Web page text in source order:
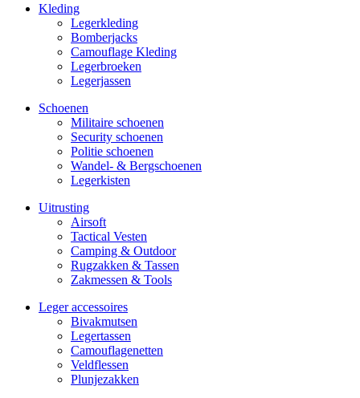
Kleding
Legerkleding
Bomberjacks
Camouflage Kleding
Legerbroeken
Legerjassen
Schoenen
Militaire schoe­nen
Security schoenen
Politie schoenen
Wandel- & Berg­­schoenen
Legerkisten
Uitrusting
Airsoft
Tactical Ves­ten
Camping & Outdoor
Rugzakken & Tassen
Zakmessen & Tools
Leger accessoires
Bivakmutsen
Legertassen
Camouflage­­netten
Veldflessen
Plunjezakken